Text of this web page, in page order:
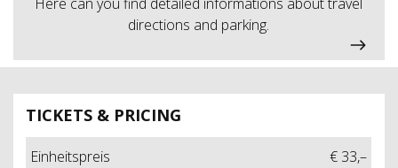
TICKETS & PRICING
Einheitspreis
€ 33,–
directions and parking.